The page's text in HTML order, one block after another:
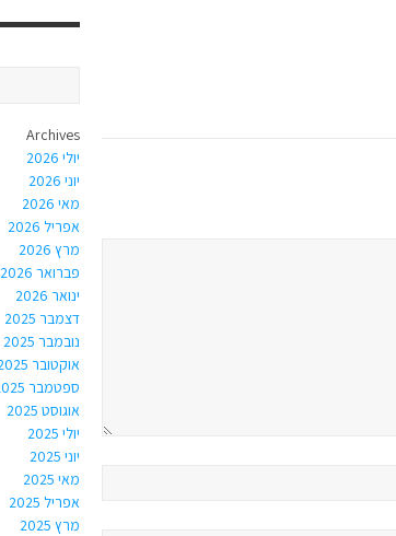
Archives
יולי 2026
יוני 2026
מאי 2026
אפריל 2026
מרץ 2026
פברואר 2026
ינואר 2026
דצמבר 2025
נובמבר 2025
אוקטובר 2025
ספטמבר 2025
אוגוסט 2025
יולי 2025
יוני 2025
מאי 2025
אפריל 2025
מרץ 2025